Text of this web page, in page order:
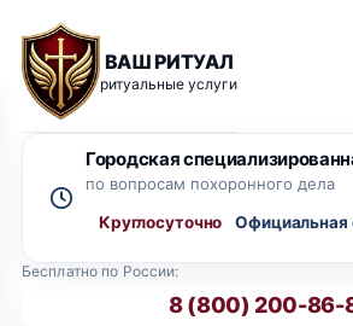
ВАШ РИТУАЛ
ритуальные услуги
Бесплатно по России:
8 (800) 200-86-
Городская
по вопросам похоронного дела
Круглосуточно